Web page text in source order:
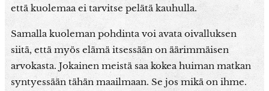
että kuolemaa ei tarvitse pelätä kauhulla.
Samalla kuoleman pohdinta voi avata oivalluksen
siitä, että myös elämä itsessään on äärimmäisen
arvokasta. Jokainen meistä saa kokea huiman matkan
syntyessään tähän maailmaan. Se jos mikä on ihme.